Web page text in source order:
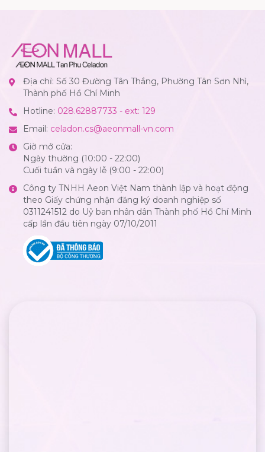
Địa chỉ: Số 30 Đường Tân Thắng, Phường Tân Sơn Nhì,
Thành phố Hồ Chí Minh
Hotline: 028.62887733 - ext: 129
Email: celadon.cs@aeonmall-vn.com
Giờ mở cửa:
Ngày thường (10:00 - 22:00)
Cuối tuần và ngày lễ (9:00 - 22:00)
Công ty TNHH Aeon Việt Nam thành lập và hoạt động
theo Giấy chứng nhận đăng ký doanh nghiệp số
0311241512 do Uỷ ban nhân dân Thành phố Hồ Chí Minh
cấp lần đầu tiên ngày 07/10/2011